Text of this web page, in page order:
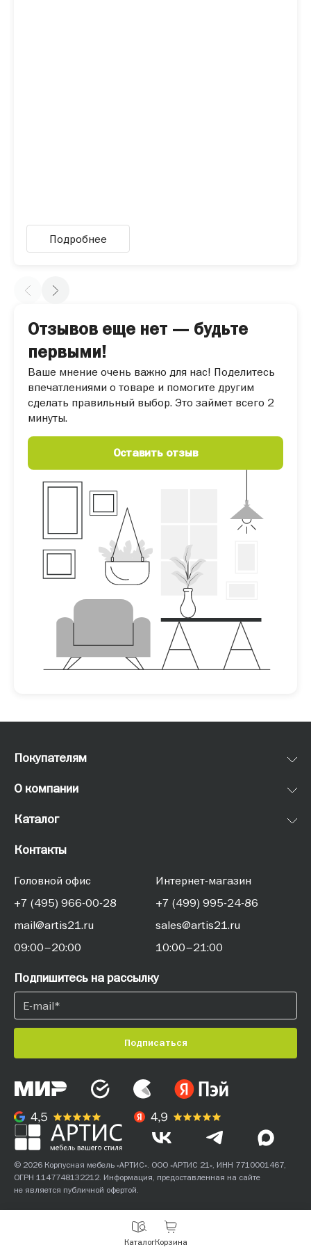
Подробнее
Отзывов еще нет — будьте
первыми!
Ваше мнение очень важно для нас! Поделитесь
впечатлениями о товаре и помогите другим
сделать правильный выбор. Это займет всего 2
минуты.
Оставить отзыв
КаталогКорзина
Покупателям
О компании
Каталог
Контакты
Головной офис
+7 (495) 966-00-28
mail@artis21.ru
09:00–20:00
Интернет-магазин
+7 (499) 995-24-86
sales@artis21.ru
10:00–21:00
Подпишитесь на рассылку
Подписаться
© 2026 Корпусная мебель «АРТИС». ООО «АРТИС 21», ИНН 7710001467,
ОГРН 1147748132212. Информация, предоставленная на сайте
не является публичной офертой.